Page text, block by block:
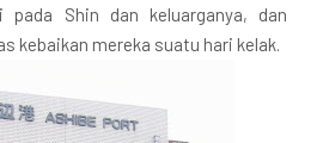
pada Shin dan keluarganya, dan
kebaikan mereka suatu hari kelak.